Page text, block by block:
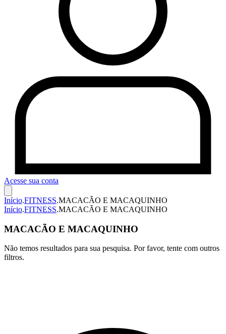
Acesse sua conta
Início.FITNESS.MACACÃO E MACAQUINHO
Início.FITNESS.MACACÃO E MACAQUINHO
MACACÃO E MACAQUINHO
Não temos resultados para sua pesquisa. Por favor, tente com outros
filtros.